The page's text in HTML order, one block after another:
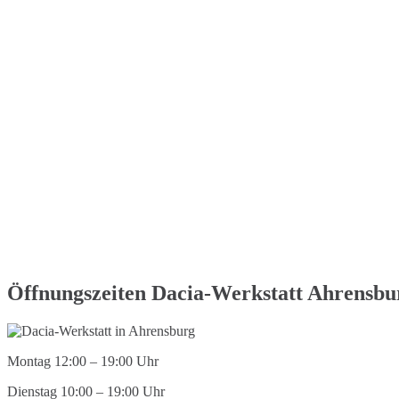
Öffnungszeiten Dacia-Werkstatt
Montag 12:00 – 19:00 Uhr
Dienstag 10:00 – 19:00 Uhr